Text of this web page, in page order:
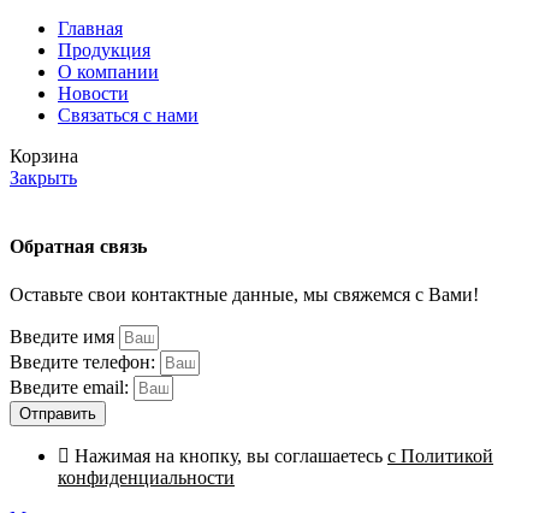
Главная
Продукция
О компании
Новости
Связаться с нами
Корзина
Закрыть
Обратная связь
Оставьте свои контактные данные, мы свяжемся с Вами!
Введите имя
Введите телефон:
Введите email:
Отправить
Нажимая на кнопку, вы соглашаетесь с Политикой
конфиденциальности